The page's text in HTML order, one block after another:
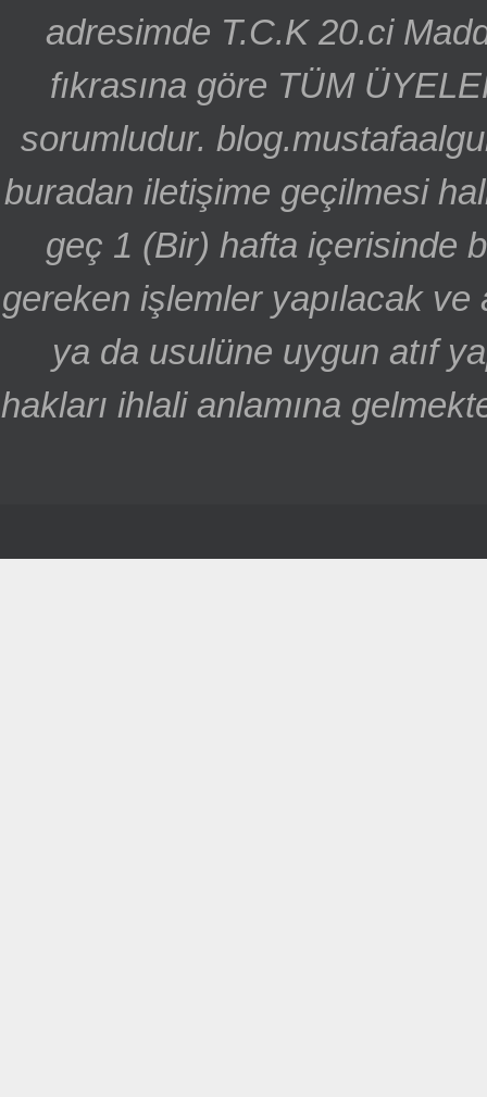
adresimde T.C.K 20.ci
fıkrasına göre TÜM
sorumludur.
buradan iletişime geçilmesi
geç 1 (Bir) hafta içerisinde
gereken işlemler yapılacak ve
ya da usulüne uygun atıf
hakları ihlali anlamına